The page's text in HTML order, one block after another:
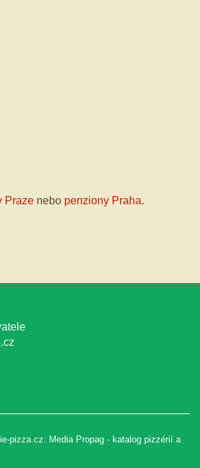
Praze nebo penziony Praha.
pizza.cz: Media Propag - katalog pizzérií a